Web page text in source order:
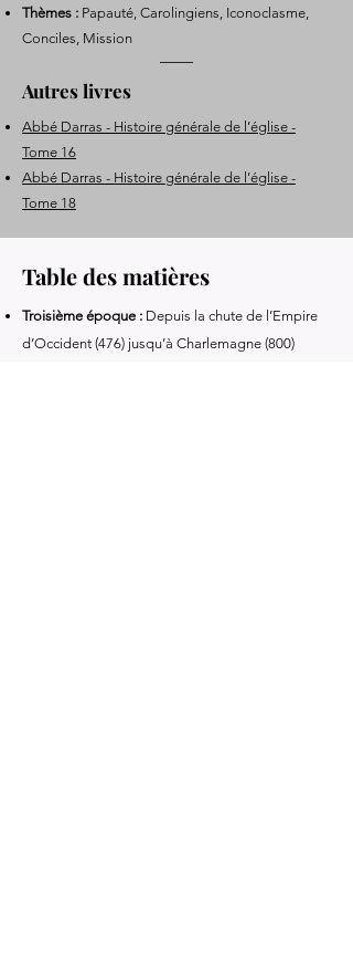
Thèmes : Papauté, Carolingiens, Iconoclasme,
Conciles, Mission
Autres livres
Abbé Darras - Histoire générale de l’église -
Tome 16
Abbé Darras - Histoire générale de l’église -
Tome 18
Table des matières
Troisième époque : Depuis la chute de l’Empire
d’Occident (476) jusqu’à Charlemagne (800)